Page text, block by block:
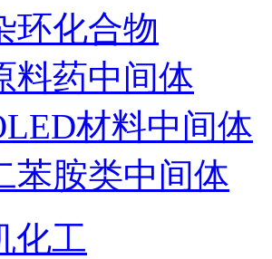
环化合物
料药中间体
材料中间体
苯胺类中间体
化工